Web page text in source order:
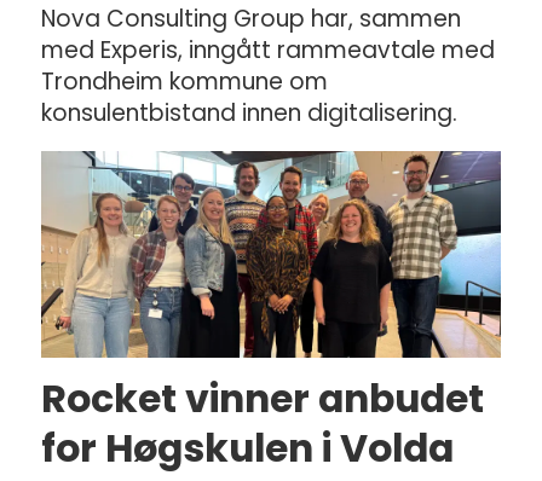
Nova Consulting Group har, sammen
med Experis, inngått rammeavtale med
Trondheim kommune om
konsulentbistand innen digitalisering.
Rocket vinner anbudet
for Høgskulen i Volda